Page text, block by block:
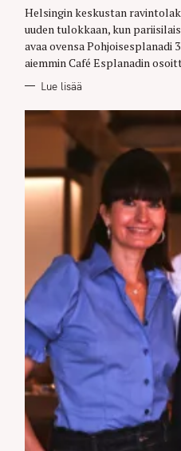
Helsingin keskustan
uuden tulokkaan, kun
avaa ovensa Pohjoisesplanadi
aiemmin Café Esplanadin
Lue lisää